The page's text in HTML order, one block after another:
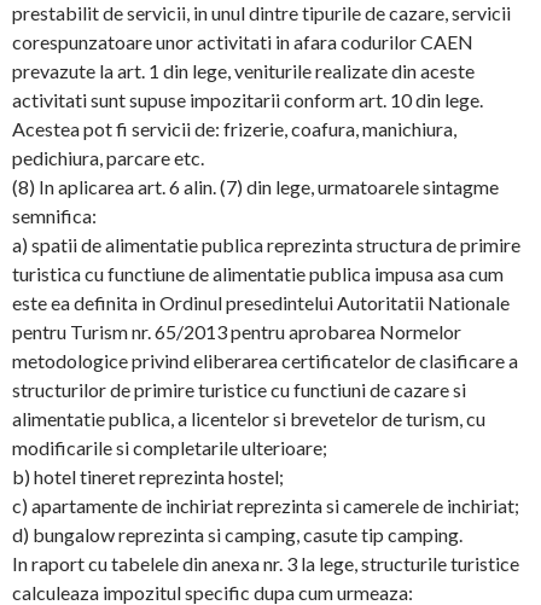
prestabilit de servicii, in unul dintre tipurile de cazare, servicii
corespunzatoare unor activitati in afara codurilor CAEN
prevazute la art. 1 din lege, veniturile realizate din aceste
activitati sunt supuse impozitarii conform art. 10 din lege.
Acestea pot fi servicii de: frizerie, coafura, manichiura,
pedichiura, parcare etc.
(8) In aplicarea art. 6 alin. (7) din lege, urmatoarele sintagme
semnifica:
a) spatii de alimentatie publica reprezinta structura de primire
turistica cu functiune de alimentatie publica impusa asa cum
este ea definita in Ordinul presedintelui Autoritatii Nationale
pentru Turism nr. 65/2013 pentru aprobarea Normelor
metodologice privind eliberarea certificatelor de clasificare a
structurilor de primire turistice cu functiuni de cazare si
alimentatie publica, a licentelor si brevetelor de turism, cu
modificarile si completarile ulterioare;
b) hotel tineret reprezinta hostel;
c) apartamente de inchiriat reprezinta si camerele de inchiriat;
d) bungalow reprezinta si camping, casute tip camping.
In raport cu tabelele din anexa nr. 3 la lege, structurile turistice
calculeaza impozitul specific dupa cum urmeaza: